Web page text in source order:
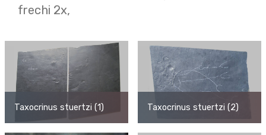
frechi 2x,
Taxocrinus stuertzi (1) Taxocrinus stuertzi (2)